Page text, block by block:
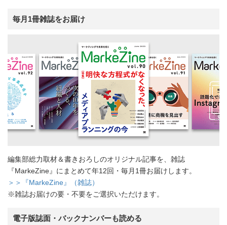
毎月1冊雑誌をお届け
編集部総力取材＆書きおろしのオリジナル記事を、雑誌
『MarkeZine』にまとめて年12回・毎月1冊お届けします。
＞＞『MarkeZine』（雑誌）
※雑誌お届けの要・不要をご選択いただけます。
電子版誌面・バックナンバーも読める